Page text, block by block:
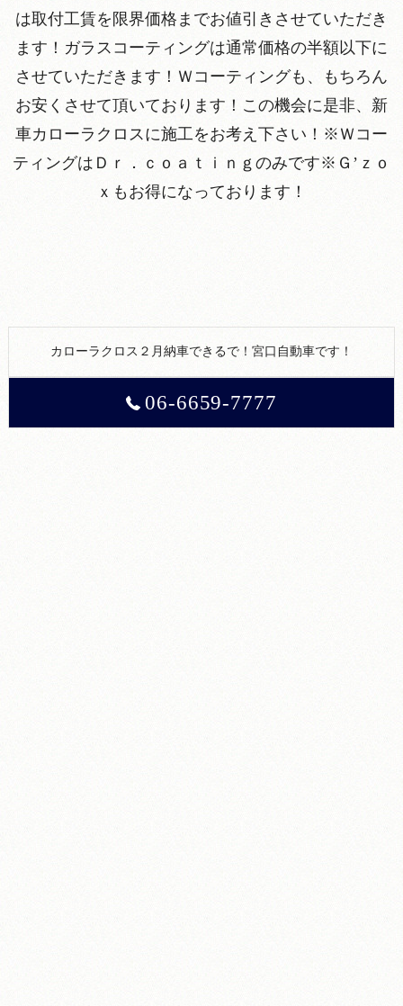
は取付工賃を限界価格までお値引きさせていただき
ます！ガラスコーティングは通常価格の半額以下に
させていただきます！Ｗコーティングも、もちろん
お安くさせて頂いております！この機会に是非、新
車カローラクロスに施工をお考え下さい！※Ｗコー
ティングはＤｒ．ｃｏａｔｉｎｇのみです※Ｇ’ｚｏ
ｘもお得になっております！
カローラクロス２月納車できるで！宮口自動車です！
06-6659-7777